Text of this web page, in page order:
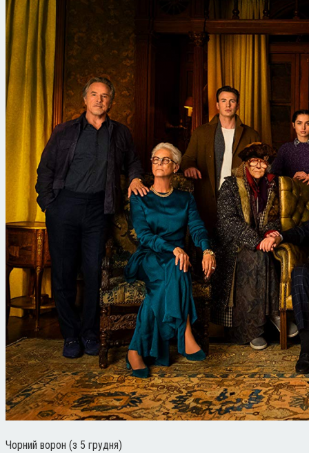
Чорний ворон (з 5 грудня)